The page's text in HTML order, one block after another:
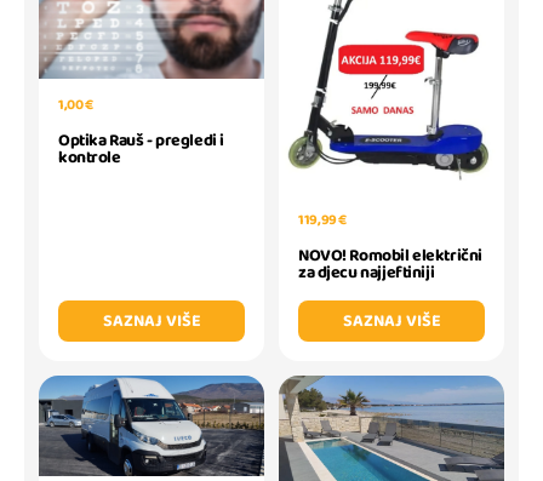
1,00 €
Optika Rauš - pregledi i
kontrole
SAZNAJ VIŠE
119,99 €
NOVO! Romobil električni
za djecu najjeftiniji
SAZNAJ VIŠE